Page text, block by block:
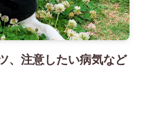
、注意したい病気など